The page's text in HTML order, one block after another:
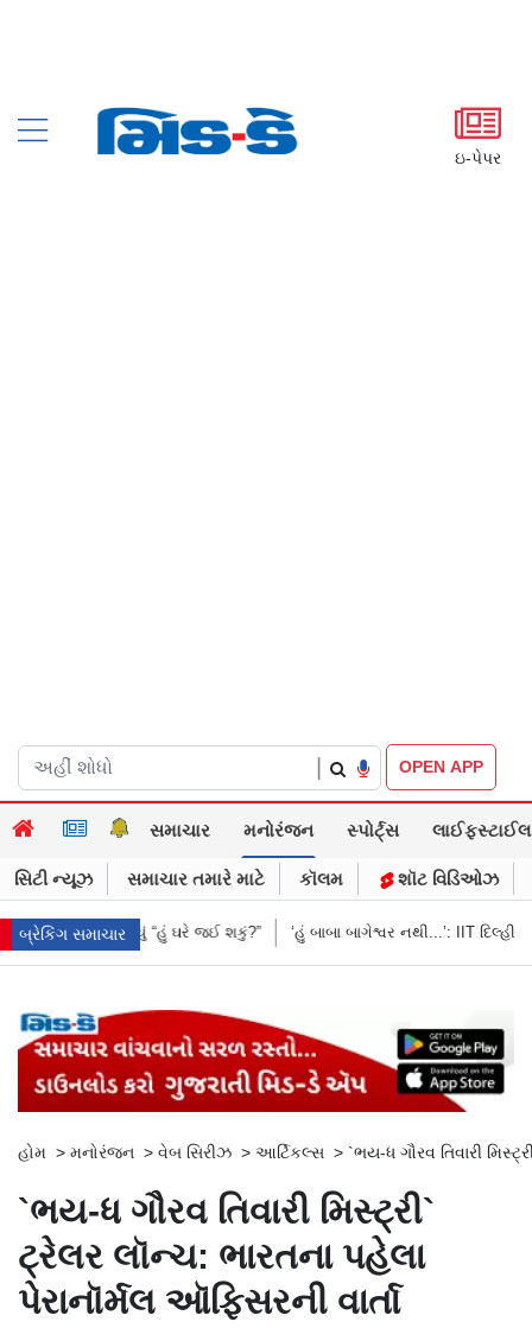
ઇ-પેપર
OPEN APP
સમાચાર મનોરંજન સ્પોર્ટ્સ લાઈફસ્ટાઈલ
સિટી ન્યૂઝ સમાચાર તમારે માટે કૉલમ શૉટ વિડિઓઝ
બ્રેકિંગ સમાચાર
‘હું બાબા બાગેશ્વર નથી...’: IIT દિલ્હીમાં વિદ્યાર્થીઓ સાથે PM મોદીનો રમુજી
હોમ > મનોરંજન > વેબ સિરીઝ > આર્ટિકલ્સ > `ભય-ધ ગૌરવ તિવારી
`ભય-ધ ગૌરવ તિવારી મિસ્ટ્રી`
ટ્રેલર લૉન્ચ: ભારતના પહેલા
પેરાનૉર્મલ ઑફિસરની વાર્તા